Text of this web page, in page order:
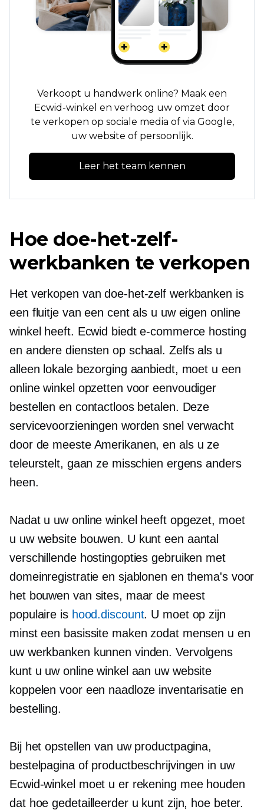
Verkoopt u handwerk online? Maak een
Ecwid-winkel en verhoog uw omzet door
te verkopen op sociale media of via Google,
uw website of persoonlijk.
Leer het team kennen
Hoe doe-het-zelf-
werkbanken te verkopen
Het verkopen van doe-het-zelf werkbanken is
een fluitje van een cent als u uw eigen online
winkel heeft. Ecwid biedt e-commerce hosting
en andere diensten op schaal. Zelfs als u
alleen lokale bezorging aanbiedt, moet u een
online winkel opzetten voor eenvoudiger
bestellen en contactloos betalen. Deze
servicevoorzieningen worden snel verwacht
door de meeste Amerikanen, en als u ze
teleurstelt, gaan ze misschien ergens anders
heen.
Nadat u uw online winkel heeft opgezet, moet
u uw website bouwen. U kunt een aantal
verschillende hostingopties gebruiken met
domeinregistratie en sjablonen en thema's voor
het bouwen van sites, maar de meest
populaire is hood.discount. U moet op zijn
minst een basissite maken zodat mensen u en
uw werkbanken kunnen vinden. Vervolgens
kunt u uw online winkel aan uw website
koppelen voor een naadloze inventarisatie en
bestelling.
Bij het opstellen van uw productpagina,
bestelpagina of productbeschrijvingen in uw
Ecwid-winkel moet u er rekening mee houden
dat hoe gedetailleerder u kunt zijn, hoe beter.